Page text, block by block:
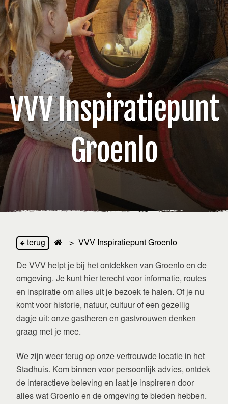
VVV Inspiratiepunt
Groenlo
terug > VVV Inspiratiepunt Groenlo
De VVV helpt je bij het ontdekken van Groenlo en de
omgeving. Je kunt hier terecht voor informatie, routes
en inspiratie om alles uit je bezoek te halen. Of je nu
komt voor historie, natuur, cultuur of een gezellig
dagje uit: onze gastheren en gastvrouwen denken
graag met je mee.
We zijn weer terug op onze vertrouwde locatie in het
Stadhuis. Kom binnen voor persoonlijk advies, ontdek
de interactieve beleving en laat je inspireren door
alles wat Groenlo en de omgeving te bieden hebben.